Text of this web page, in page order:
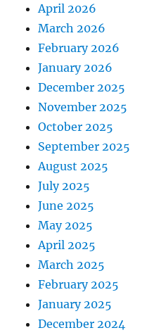
April 2026
March 2026
February 2026
January 2026
December 2025
November 2025
October 2025
September 2025
August 2025
July 2025
June 2025
May 2025
April 2025
March 2025
February 2025
January 2025
December 2024